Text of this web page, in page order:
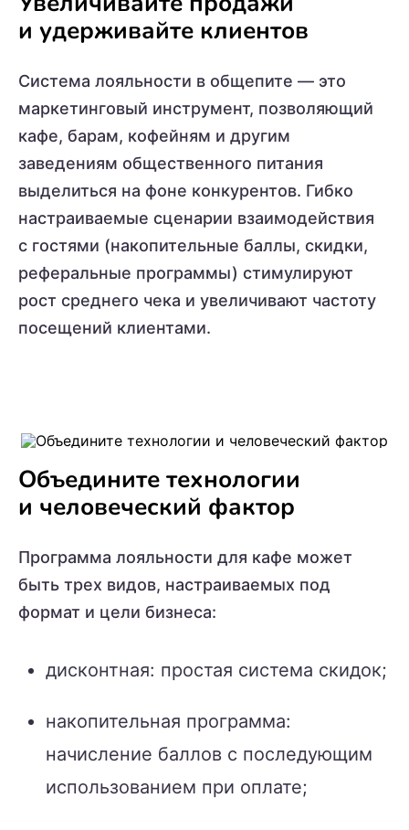
и удерживайте клиентов
Система лояльности в общепите — это
маркетинговый инструмент, позволяющий
кафе, барам, кофейням и другим
заведениям общественного питания
выделиться на фоне конкурентов. Гибко
настраиваемые сценарии взаимодействия
с гостями (накопительные баллы, скидки,
реферальные программы) стимулируют
рост среднего чека и увеличивают частоту
посещений клиентами.
Объедините технологии
и человеческий фактор
Программа лояльности для кафе может
быть трех видов, настраиваемых под
формат и цели бизнеса:
дисконтная: простая система скидок;
накопительная программа:
начисление баллов с последующим
использованием при оплате;